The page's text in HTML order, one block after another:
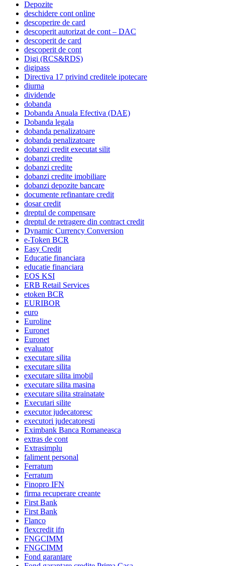
Depozite
deschidere cont online
descoperire de card
descoperit autorizat de cont – DAC
descoperit de card
descoperit de cont
Digi (RCS&RDS)
digipass
Directiva 17 privind creditele ipotecare
diurna
dividende
dobanda
Dobanda Anuala Efectiva (DAE)
Dobanda legala
dobanda penalizatoare
dobanda penalizatoare
dobanzi credit executat silit
dobanzi credite
dobanzi credite
dobanzi credite imobiliare
dobanzi depozite bancare
documente refinantare credit
dosar credit
dreptul de compensare
dreptul de retragere din contract credit
Dynamic Currency Conversion
e-Token BCR
Easy Credit
Educatie financiara
educatie financiara
EOS KSI
ERB Retail Services
etoken BCR
EURIBOR
euro
Euroline
Euronet
Euronet
evaluator
executare silita
executare silita
executare silita imobil
executare silita masina
executare silita strainatate
Executari silite
executor judecatoresc
executori judecatoresti
Eximbank Banca Romaneasca
extras de cont
Extrasimplu
faliment personal
Ferratum
Ferratum
Finopro IFN
firma recuperare creante
First Bank
First Bank
Flanco
flexcredit ifn
FNGCIMM
FNGCIMM
Fond garantare